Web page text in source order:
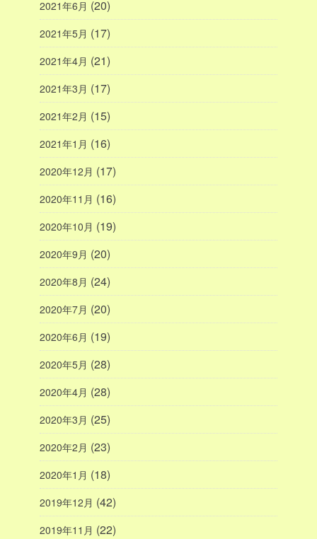
2021年6月 (20)
2021年5月 (17)
2021年4月 (21)
2021年3月 (17)
2021年2月 (15)
2021年1月 (16)
2020年12月 (17)
2020年11月 (16)
2020年10月 (19)
2020年9月 (20)
2020年8月 (24)
2020年7月 (20)
2020年6月 (19)
2020年5月 (28)
2020年4月 (28)
2020年3月 (25)
2020年2月 (23)
2020年1月 (18)
2019年12月 (42)
2019年11月 (22)